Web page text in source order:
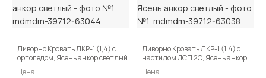
Ливорно Кровать ЛКР-1 (1,4) с
ортопедом, Ясень анкор светлый
Цена
Ливорно Кровать ЛКР-1 (1,4) с
настилом ДСП 2С, Ясень анкор
Цена